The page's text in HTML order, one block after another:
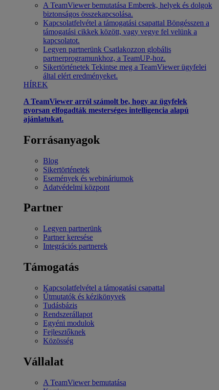
A TeamViewer bemutatása Emberek, helyek és dolgok
biztonságos összekapcsolása.
Kapcsolatfelvétel a támogatási csapattal Böngésszen a
támogatási cikkek között, vagy vegye fel velünk a
kapcsolatot.
Legyen partnerünk Csatlakozzon globális
partnerprogramunkhoz, a TeamUP-hoz.
Sikertörténetek Tekintse meg a TeamViewer ügyfelei
által elért eredményeket.
HÍREK
A TeamViewer arról számolt be, hogy az ügyfelek
gyorsan elfogadták mesterséges intelligencia alapú
ajánlatukat.
Forrásanyagok
Blog
Sikertörténetek
Események és webináriumok
Adatvédelmi központ
Partner
Legyen partnerünk
Partner keresése
Integrációs partnerek
Támogatás
Kapcsolatfelvétel a támogatási csapattal
Útmutatók és kézikönyvek
Tudásbázis
Rendszerállapot
Egyéni modulok
Fejlesztőknek
Közösség
Vállalat
A TeamViewer bemutatása